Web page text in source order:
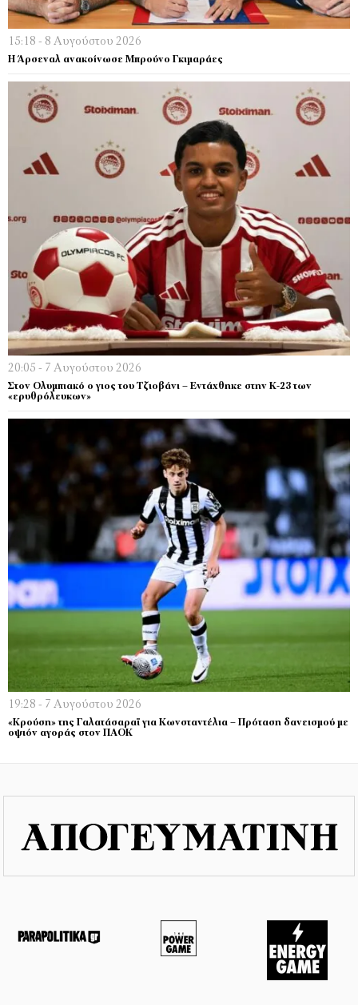
15:18 - 8 Αυγούστου 2026
Η Άρσεναλ ανακοίνωσε Μπρούνο Γκιμαράες
20:05 - 7 Αυγούστου 2026
Στον Ολυμπιακό ο γιος του Τζιοβάνι – Εντάχθηκε στην Κ-23 των
«ερυθρόλευκων»
19:28 - 7 Αυγούστου 2026
«Κρούση» της Γαλατάσαραϊ για Κωνσταντέλια – Πρόταση δανεισμού με
οψιόν αγοράς στον ΠΑΟΚ